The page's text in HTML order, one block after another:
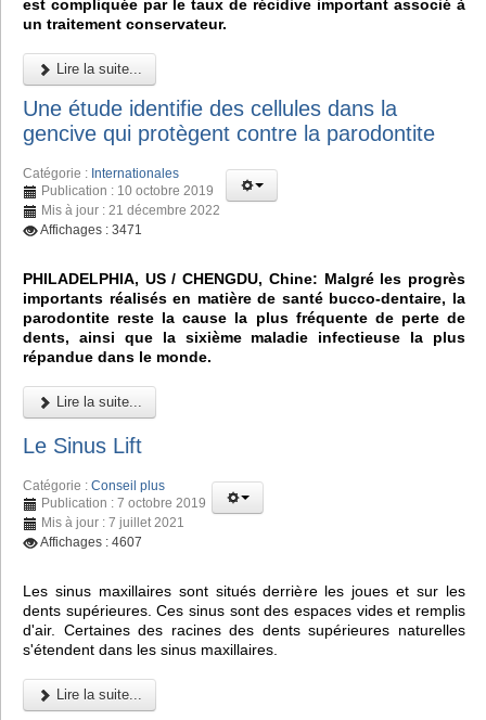
est compliquée par le taux de récidive important associé à
un traitement conservateur.
Lire la suite...
Une étude identifie des cellules dans la
gencive qui protègent contre la parodontite
Catégorie : Internationales
Publication : 10 octobre 2019
Mis à jour : 21 décembre 2022
Affichages : 3471
PHILADELPHIA, US / CHENGDU, Chine: Malgré les progrès
importants réalisés en matière de santé bucco-dentaire, la
parodontite reste la cause la plus fréquente de perte de
dents, ainsi que la sixième maladie infectieuse la plus
répandue dans le monde.
Lire la suite...
Le Sinus Lift
Catégorie : Conseil plus
Publication : 7 octobre 2019
Mis à jour : 7 juillet 2021
Affichages : 4607
Les sinus maxillaires sont situés derrière les joues et sur les
dents supérieures. Ces sinus sont des espaces vides et remplis
d'air. Certaines des racines des dents supérieures naturelles
s'étendent dans les sinus maxillaires.
Lire la suite...